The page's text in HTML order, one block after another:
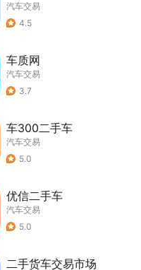
汽车交易
4.5
车质网
汽车交易
3.7
车300二手车
汽车交易
5.0
优信二手车
汽车交易
5.0
二手货车交易市场